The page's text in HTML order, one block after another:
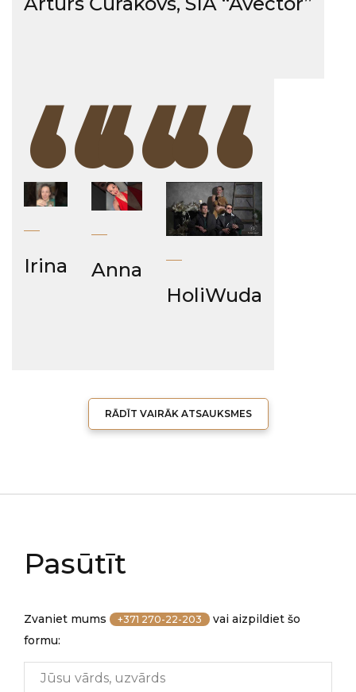
“
Irina “
Anna “
HoliWuda
RĀDĪT VAIRĀK ATSAUKSMES
Pasūtīt
Zvaniet mums +371 270-22-203
vai aizpildiet šo
formu: